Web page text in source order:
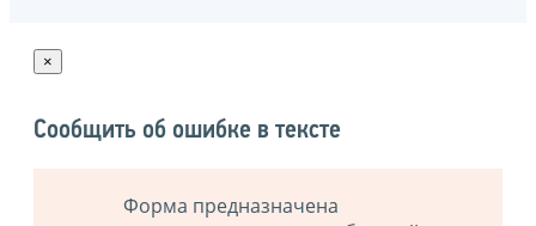
×
Сообщить об ошибке в тексте
Форма предназначена